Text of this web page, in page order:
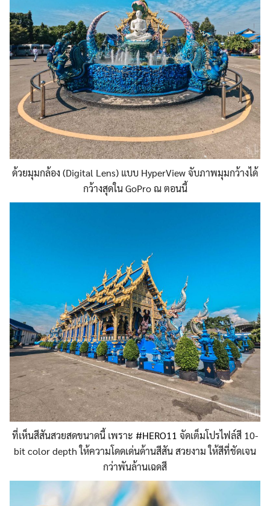
ด้วยมุมกล้อง (Digital Lens) แบบ HyperView จับภาพมุมกว้างได้
กว้างสุดใน GoPro ณ ตอนนี้
ที่เห็นสีสันสวยสดขนาดนี้ เพราะ #HERO11 จัดเต็มโปรไฟล์สี 10-
bit color depth ให้ความโดดเด่นด้านสีสัน สวยงาม ให้สีที่ชัดเจน
กว่าพันล้านเฉดสี